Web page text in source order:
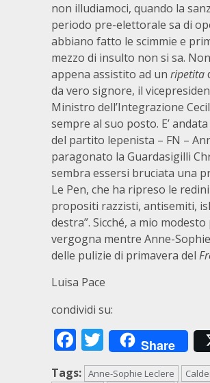
non illudiamoci, quando la
periodo pre-elettorale sa di
abbiano fatto le scimmie e
mezzo di insulto non si sa.
appena assistito ad un ripetita
da vero signore, il
Ministro dell’Integrazione
sempre al suo posto. E’
del partito lepenista – FN –
paragonato la Guardasigilli
sembra essersi bruciata una
Le Pen, che ha ripreso le
propositi razzisti, antisemiti,
destra”. Sicché, a mio
vergogna mentre Anne-
delle pulizie di primavera del
Luisa Pace
condividi su:
Facebook
Twitter
Share
Tags: Anne-Sophie Leclere